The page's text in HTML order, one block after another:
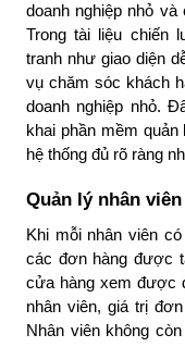
doanh nghiệp nhỏ
Trong tài liệu chiến
tranh như giao diện
vụ chăm sóc khách
doanh nghiệp nhỏ.
khai phần mềm
hệ thống đủ rõ ràng
Quản lý nhân
Khi mỗi nhân viên
các đơn hàng được
cửa hàng xem được
nhân viên, giá trị
Nhân viên không